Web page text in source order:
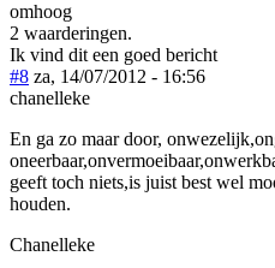
omhoog
2 waarderingen.
Ik vind dit een goed bericht
#8 za, 14/07/2012 - 16:56
chanelleke
En ga zo maar door,
geeft toch niets,is juist best wel
houden.
Chanelleke